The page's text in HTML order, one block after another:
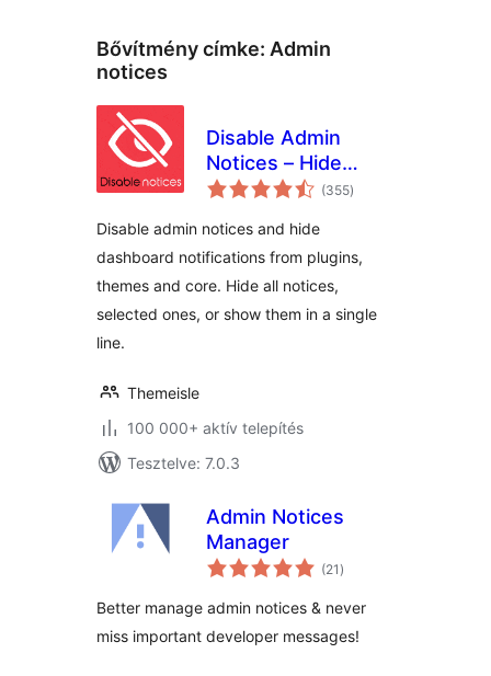
Bővítmény címke: Admin
notices
Disable Admin
Notices – Hide
Dashboard
(355értékelés
összesen
)
Disable admin notices and hide
dashboard notifications from plugins,
themes and core. Hide all notices,
selected ones, or show them in a single
line.
Themeisle
100 000+ aktív telepítés
Tesztelve: 7.0.3
Admin Notices
Manager
(21 értékelés
összesen
)
Better manage admin notices & never
miss important developer messages!